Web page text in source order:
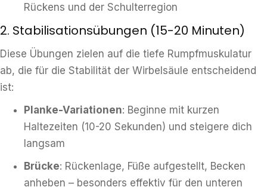
Rückens und der Schulterregion
2. Stabilisationsübungen (15-20 Minuten)
Diese Übungen zielen auf die tiefe Rumpfmuskulatur
ab, die für die Stabilität der Wirbelsäule entscheidend
ist:
Planke-Variationen: Beginne mit kurzen
Haltezeiten (10-20 Sekunden) und steigere dich
langsam
Brücke: Rückenlage, Füße aufgestellt, Becken
anheben – besonders effektiv für den unteren